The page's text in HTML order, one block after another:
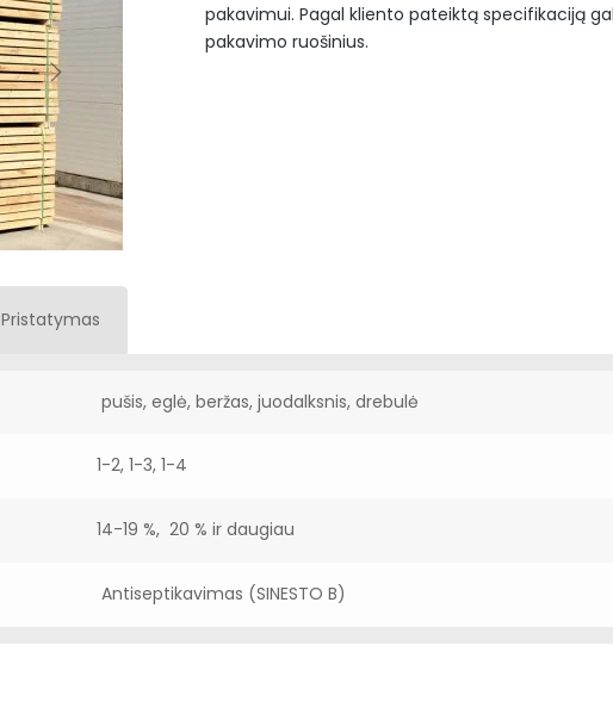
pakavimui. Pagal kliento pateiktą specifikaciją
pakavimo ruošinius.
Pristatymas
pušis, eglė, beržas, juodalksnis, drebulė
1-2, 1-3, 1-4
14-19 %, 20 % ir daugiau
Antiseptikavimas (SINESTO B)